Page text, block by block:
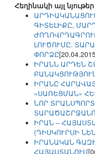
Հեղինակի այլ նյութեր
ԳԻՏԵԼԻՔԸ,
ԼՈՒԾՈՒՄԸ.
ՓՈՐՁԸ
ԻՐԱՆՆ ԱՐԴԵՆ
ԻՐԱՆԸ
«ՍԱՌԵՑՄԱՆ»
ՆՈՐ
ԻՐԱՆ –
(ԴԻՍԿՈՒՐՍԻ
ԻՐԱՆԱԿԱՆ
ՀԱՅԱՍՏԱՆՈՒՄ